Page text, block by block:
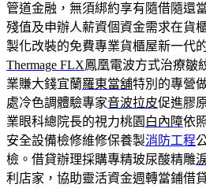
管道金融，無須綁約享有隨借隨還
殘值及申辦人薪資個資金需求在貨
製化改裝的免費專業貨櫃屋新一代
Thermage FLX鳳凰電波方式治療皺
業賺大錢宜蘭羅東當舖特別的專營
處冷色調體驗專家音波拉皮促進膠
業眼科總院長的視力桃園 白內障依
安全設備檢修維修保養製消防工程
檢。借貸辦理採購專精玻尿酸‬精雕
利店家，協助靈活資金週轉當鋪借